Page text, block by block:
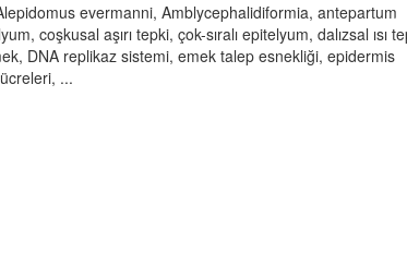
evermanni, Amblycephalidiformia, antepartum
coşkusal aşırı tepki, çok-sıralı epitelyum, dalızsal ısı
DNA replikaz sistemi, emek talep esnekliği, epidermis
...